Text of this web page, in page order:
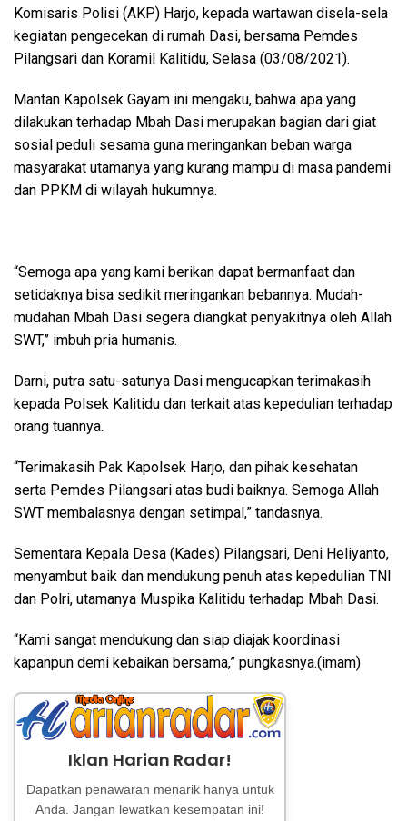
Komisaris Polisi (AKP) Harjo, kepada wartawan disela-sela
kegiatan pengecekan di rumah Dasi, bersama Pemdes
Pilangsari dan Koramil Kalitidu, Selasa (03/08/2021).
Mantan Kapolsek Gayam ini mengaku, bahwa apa yang
dilakukan terhadap Mbah Dasi merupakan bagian dari giat
sosial peduli sesama guna meringankan beban warga
masyarakat utamanya yang kurang mampu di masa pandemi
dan PPKM di wilayah hukumnya.
“Semoga apa yang kami berikan dapat bermanfaat dan
setidaknya bisa sedikit meringankan bebannya. Mudah-
mudahan Mbah Dasi segera diangkat penyakitnya oleh Allah
SWT,” imbuh pria humanis.
Darni, putra satu-satunya Dasi mengucapkan terimakasih
kepada Polsek Kalitidu dan terkait atas kepedulian terhadap
orang tuannya.
“Terimakasih Pak Kapolsek Harjo, dan pihak kesehatan
serta Pemdes Pilangsari atas budi baiknya. Semoga Allah
SWT membalasnya dengan setimpal,” tandasnya.
Sementara Kepala Desa (Kades) Pilangsari, Deni Heliyanto,
menyambut baik dan mendukung penuh atas kepedulian TNI
dan Polri, utamanya Muspika Kalitidu terhadap Mbah Dasi.
“Kami sangat mendukung dan siap diajak koordinasi
kapanpun demi kebaikan bersama,” pungkasnya.(imam)
Iklan Harian Radar!
Dapatkan penawaran menarik hanya untuk
Anda. Jangan lewatkan kesempatan ini!